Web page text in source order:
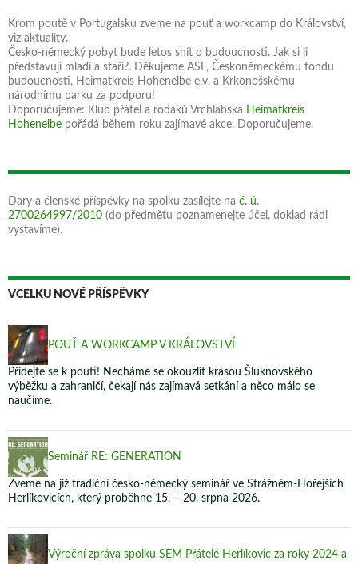
Krom poutě v Portugalsku zveme na pouť a workcamp do Království,
viz aktuality.
Česko-německý pobyt bude letos snít o budoucnosti. Jak si ji
představují mladí a staří?. Děkujeme ASF, Českoněmeckému fondu
budoucnosti, Heimatkreis Hohenelbe e.v. a Krkonošskému
národnímu parku za podporu!
Doporučujeme: Klub přátel a rodáků Vrchlabska Heimatkreis
Hohenelbe pořádá během roku zajímavé akce. Doporučujeme.
Dary a členské příspěvky na spolku zasílejte na č. ú.
2700264997/2010 (do předmětu poznamenejte účel, doklad rádi
vystavíme).
VCELKU NOVÉ PŘÍSPĚVKY
POUŤ A WORKCAMP V KRÁLOVSTVÍ
Přidejte se k pouti! Necháme se okouzlit krásou Šluknovského
výběžku a zahraničí, čekají nás zajímavá setkání a něco málo se
naučíme.
Seminář RE: GENERATION
Zveme na již tradiční česko-německý seminář ve Strážném-Hořejších
Herlíkovicích, který proběhne 15. – 20. srpna 2026.
Výroční zpráva spolku SEM Přátelé Herlíkovic za roky 2024 a